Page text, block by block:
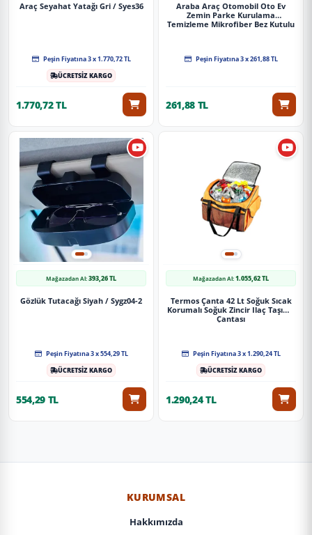
Araç Seyahat Yatağı Gri / Syes36
Peşin Fiyatına 3 x 1.770,72 TL
ÜCRETSİZ KARGO
1.770,72 TL
Araba Araç Otomobil Oto Ev
Zemin Parke Kurulama
Temizleme Mikrofiber Bez Kutulu
Peşin Fiyatına 3 x 261,88 TL
261,88 TL
Mağazadan Al:393,26 TL
Gözlük Tutacağı Siyah / Sygz04-2
Peşin Fiyatına 3 x 554,29 TL
ÜCRETSİZ KARGO
554,29 TL
Mağazadan Al:1.055,62 TL
Termos Çanta 42 Lt Soğuk Sıcak
Korumalı Soğuk Zincir Ilaç Taşıma
Çantası
Peşin Fiyatına 3 x 1.290,24 TL
ÜCRETSİZ KARGO
1.290,24 TL
KURUMSAL
Hakkımızda